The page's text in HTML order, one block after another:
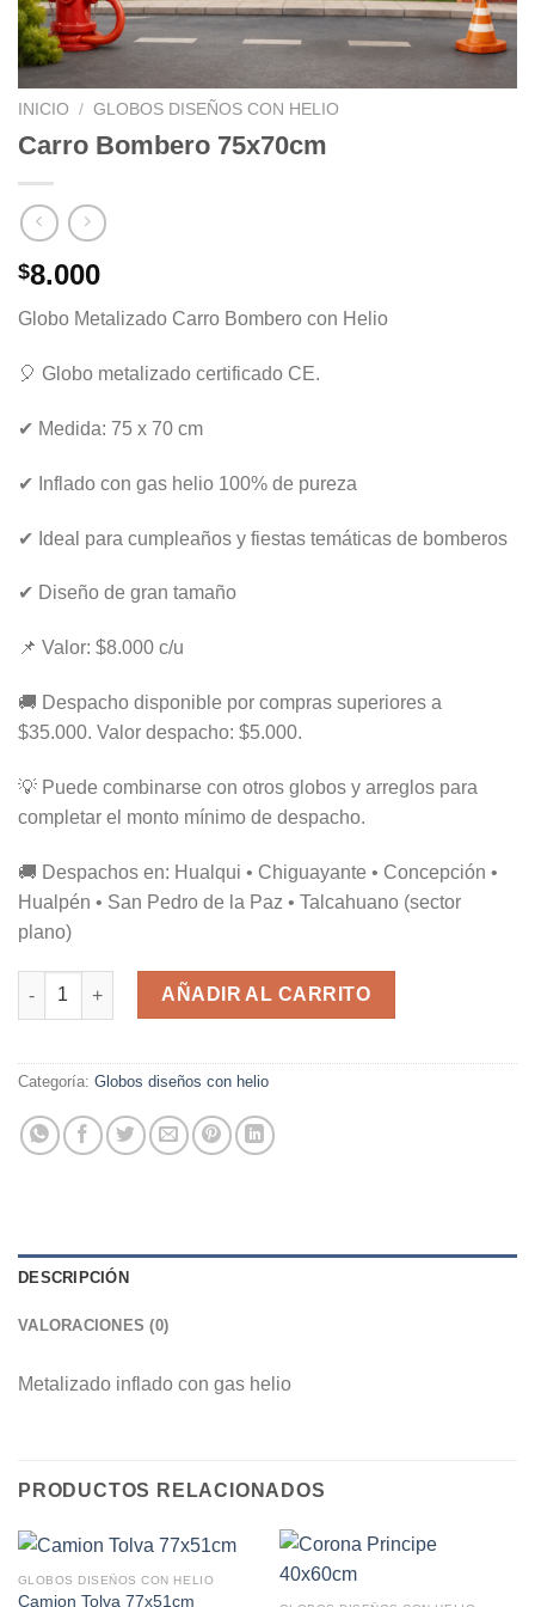
INICIO / GLOBOS DISEÑOS CON HELIO
Carro Bombero 75x70cm
$8.000
Globo Metalizado Carro Bombero con Helio
🎈 Globo metalizado certificado CE.
✔ Medida: 75 x 70 cm
✔ Inflado con gas helio 100% de pureza
✔ Ideal para cumpleaños y fiestas temáticas de bomberos
✔ Diseño de gran tamaño
📌 Valor: $8.000 c/u
🚚 Despacho disponible por compras superiores a
$35.000. Valor despacho: $5.000.
💡 Puede combinarse con otros globos y arreglos para
completar el monto mínimo de despacho.
🚚 Despachos en: Hualqui • Chiguayante • Concepción •
Hualpén • San Pedro de la Paz • Talcahuano (sector
plano)
Carro Bombero 75x70cm cantidad
AÑADIR AL CARRITO
Categoría: Globos diseños con helio
DESCRIPCIÓN
VALORACIONES (0)
Metalizado inflado con gas helio
PRODUCTOS RELACIONADOS
GLOBOS DISEÑOS CON HELIO
Camion Tolva 77x51cm